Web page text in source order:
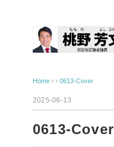
Home › › 0613-Cover
2025-06-13
0613-Cover